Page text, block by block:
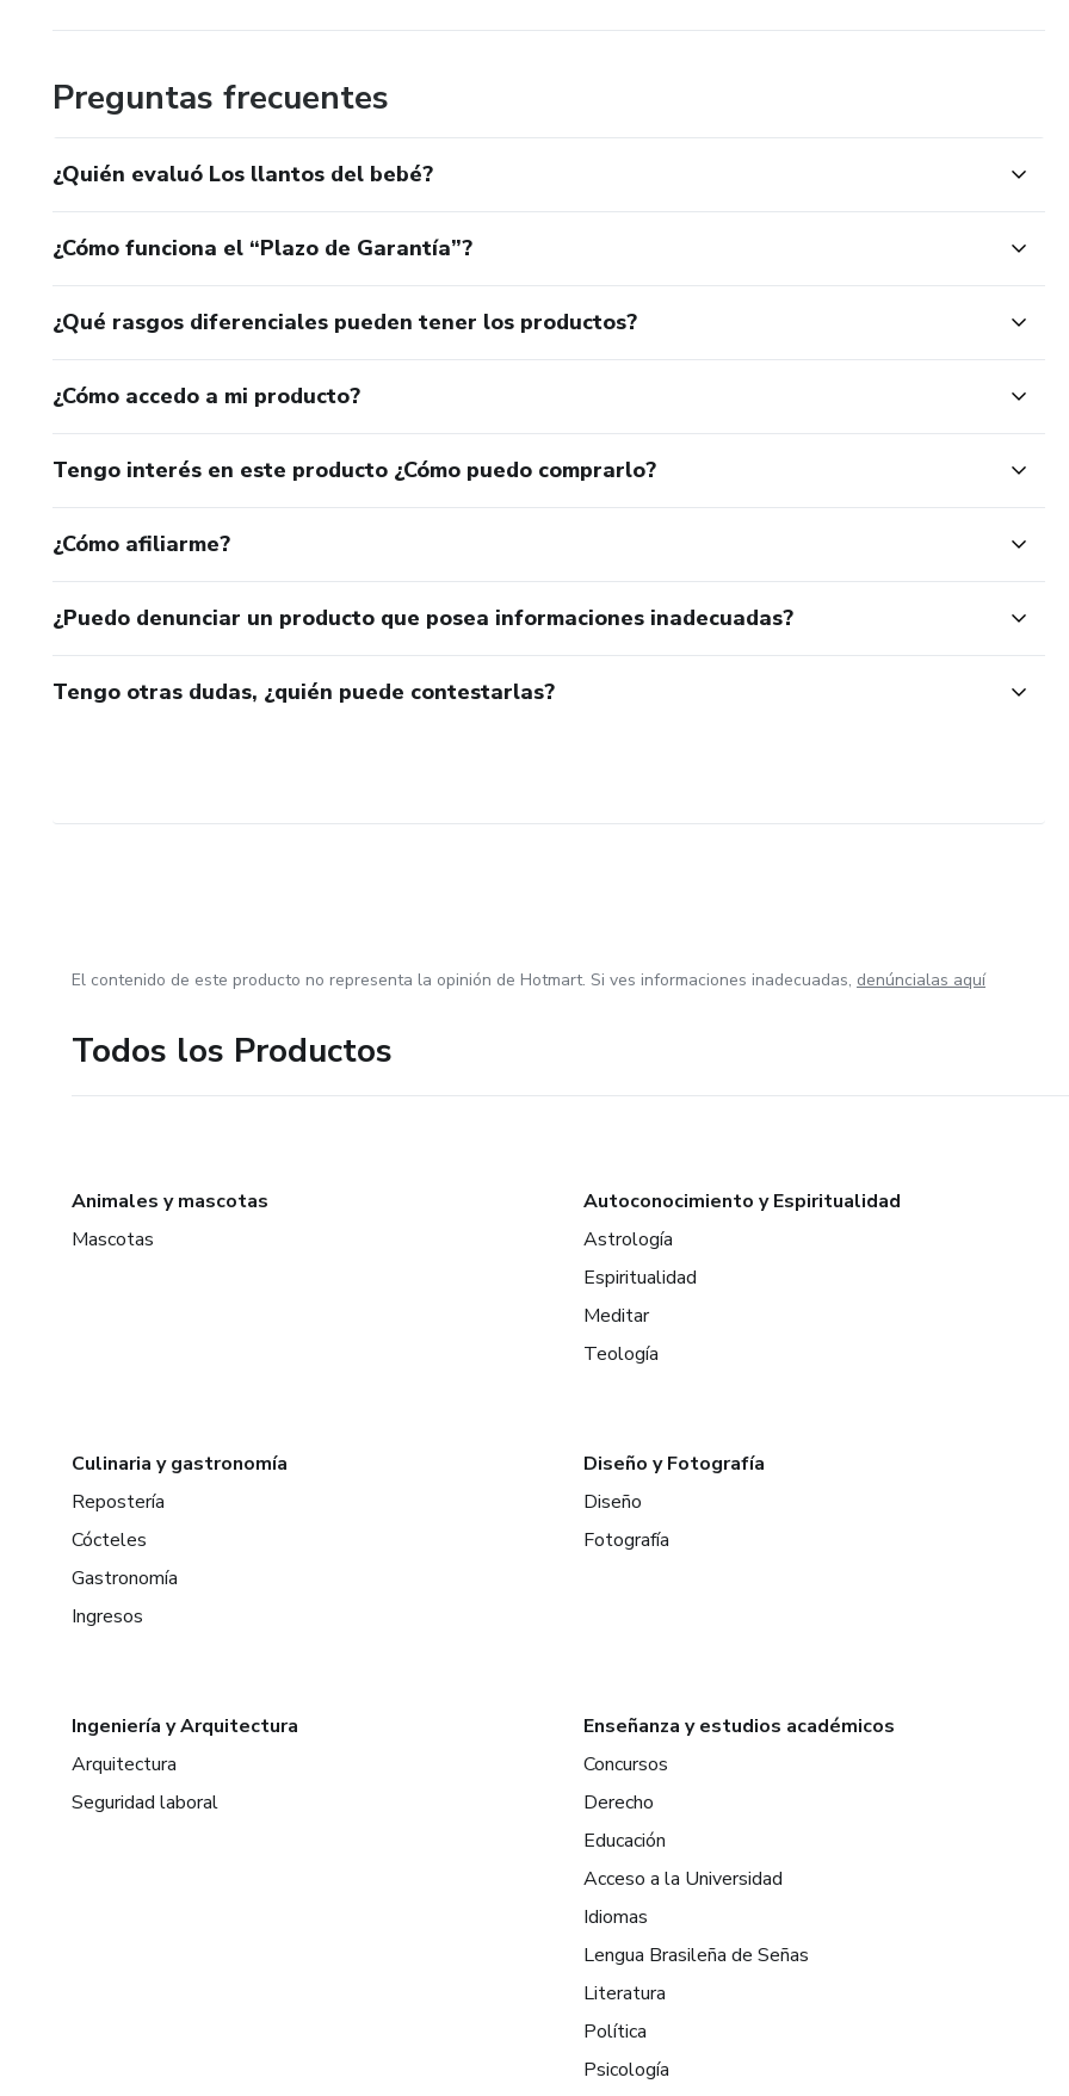
Preguntas frecuentes
¿Quién evaluó Los llantos del bebé?
¿Cómo funciona el “Plazo de Garantía”?
¿Qué rasgos diferenciales pueden tener los productos?
¿Cómo accedo a mi producto?
Tengo interés en este producto ¿Cómo puedo comprarlo?
¿Cómo afiliarme?
¿Puedo denunciar un producto que posea informaciones inadecuadas?
Tengo otras dudas, ¿quién puede contestarlas?
El contenido de este producto no representa la opinión de Hotmart. Si ves informaciones inadecuadas, denúncialas aquí
Todos los Productos
Animales y mascotas
Mascotas
Autoconocimiento y Espiritualidad
Astrología
Espiritualidad
Meditar
Teología
Culinaria y gastronomía
Repostería
Cócteles
Gastronomía
Ingresos
Diseño y Fotografía
Diseño
Fotografía
Ingeniería y Arquitectura
Arquitectura
Seguridad laboral
Enseñanza y estudios académicos
Concursos
Derecho
Educación
Acceso a la Universidad
Idiomas
Lengua Brasileña de Señas
Literatura
Política
Psicología